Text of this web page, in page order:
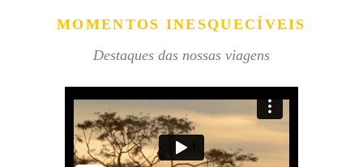
MOMENTOS INESQUECÍVEIS
Destaques das nossas viagens